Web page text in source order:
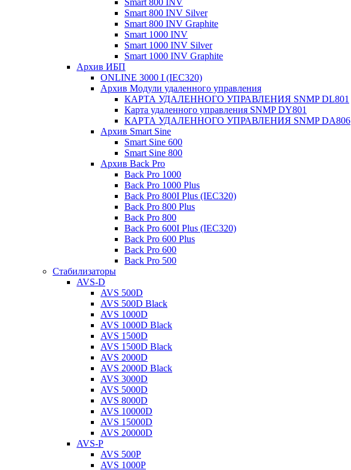
Smart 800 INV
Smart 800 INV Silver
Smart 800 INV Graphite
Smart 1000 INV
Smart 1000 INV Silver
Smart 1000 INV Graphite
Архив ИБП
ONLINE 3000 I (IEC320)
Архив Модули удаленного управления
КАРТА УДАЛЕННОГО УПРАВЛЕНИЯ SNMP DL801
Карта удаленного управления SNMP DY801
КАРТА УДАЛЕННОГО УПРАВЛЕНИЯ SNMP DА806
Архив Smart Sine
Smart Sine 600
Smart Sine 800
Архив Back Pro
Back Pro 1000
Back Pro 1000 Plus
Back Pro 800I Plus (IEC320)
Back Pro 800 Plus
Back Pro 800
Back Pro 600I Plus (IEC320)
Back Pro 600 Plus
Back Pro 600
Back Pro 500
Стабилизаторы
AVS-D
AVS 500D
AVS 500D Black
AVS 1000D
AVS 1000D Black
AVS 1500D
AVS 1500D Black
AVS 2000D
AVS 2000D Black
AVS 3000D
AVS 5000D
AVS 8000D
AVS 10000D
AVS 15000D
AVS 20000D
AVS-P
AVS 500P
AVS 1000P